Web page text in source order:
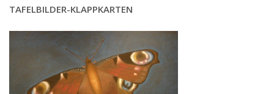
TAFELBILDER-KLAPPKARTEN